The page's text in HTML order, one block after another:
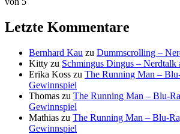
Letzte Kommentare
Bernhard Kau zu Dummscrolling –
Kitty zu Schmingus Dingus – Nerdtalk
Erika Koss zu The Running Man –
Gewinnspiel
Thomas zu The Running Man – Blu-
Gewinnspiel
Mathias zu The Running Man – Blu-
Gewinnspiel